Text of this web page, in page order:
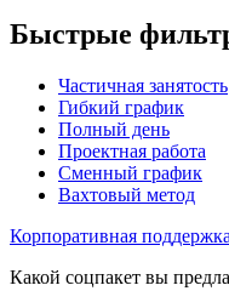
Быстрые
Частичная занятость
Гибкий график
Полный день
Проектная работа
Сменный график
Вахтовый метод
Корпоративная
Какой соцпакет вы